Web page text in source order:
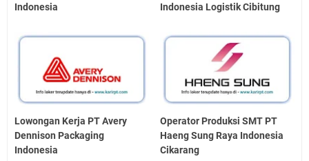
Indonesia
Indonesia Logistik Cibitung
Lowongan Kerja PT Avery
Dennison Packaging
Indonesia
Operator Produksi SMT PT
Haeng Sung Raya Indonesia
Cikarang